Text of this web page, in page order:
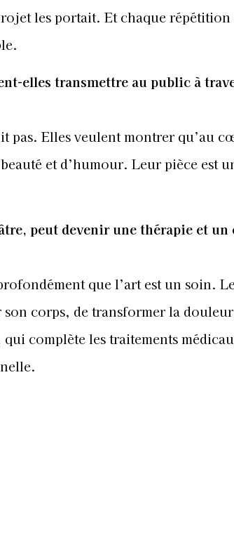
les portait. Et chaque répétition
elles transmettre au public à
pas. Elles veulent montrer qu’au
et d’humour. Leur pièce est
peut devenir une thérapie et
que l’art est un soin.
corps, de transformer la
complète les traitements